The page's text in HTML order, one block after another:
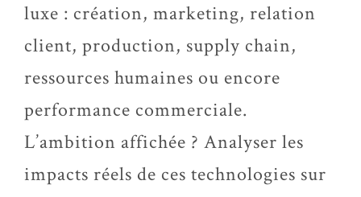
luxe : création, marketing, relation
client, production, supply chain,
ressources humaines ou encore
performance commerciale.
L’ambition affichée ? Analyser les
impacts réels de ces technologies sur